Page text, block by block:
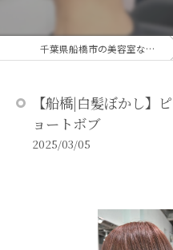
千葉県船橋市の美容室ならHEARTS 船橋 白髪ぼかし 脱白髪染め
【船橋|白髪ぼかし】
ョートボブ
2025/03/05